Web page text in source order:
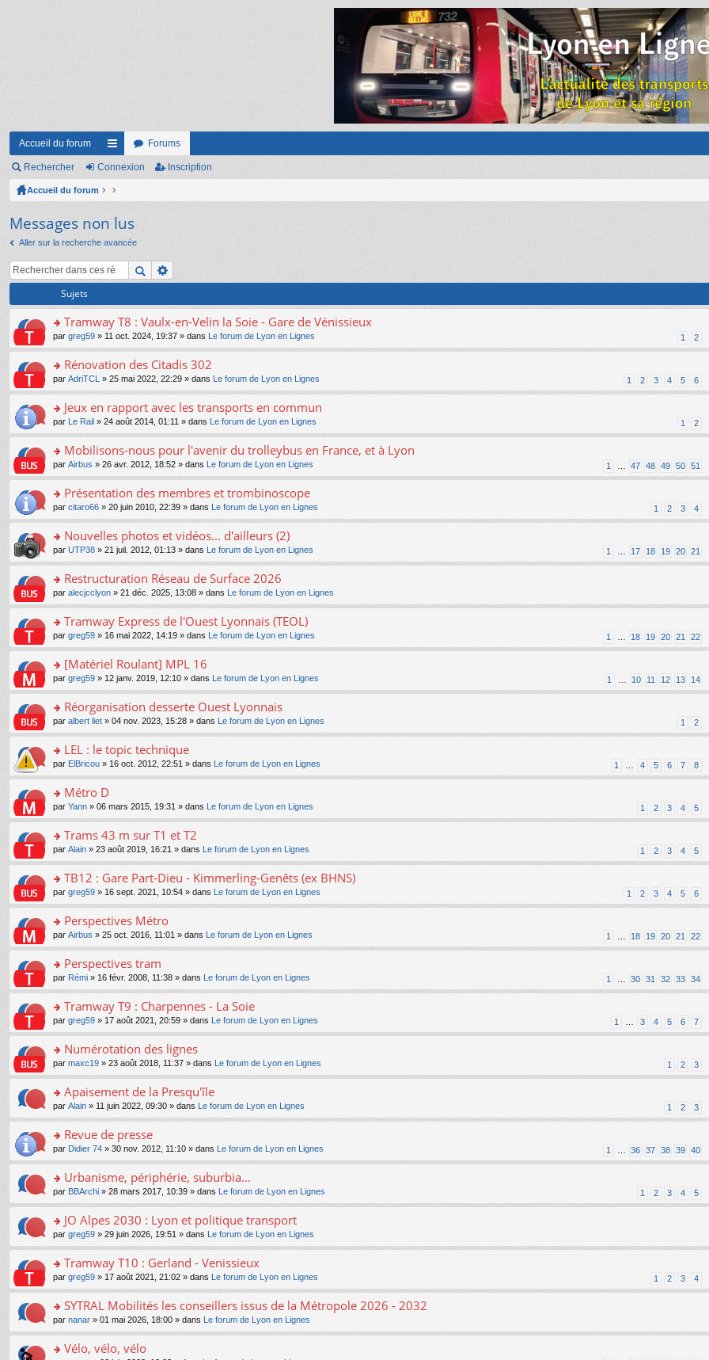
Accueil du forum
ac
co
ur
ci
s
Forums
Rechercher Connexion Inscription
Accueil du forum
Messages non lus
Aller sur la recherche avancée
Sujets
o
n
s
ult
er
le
m
e
s
a
g
e
n
n
le
pl
u
s
ré
c
e
nt
Tramway T8 : Vaulx-en-Velin la Soie - Gare de Vénissieux
1 2
par greg59 » 11 oct. 2024, 19:37 » dans Le forum de Lyon en Lignes
o
n
s
ult
er
le
m
e
s
a
g
e
n
n
le
pl
u
s
ré
c
e
nt
Rénovation des Citadis 302
1 2 3 4 5 6
par AdriTCL » 25 mai 2022, 22:29 » dans Le forum de Lyon en Lignes
o
n
s
ult
er
le
m
e
s
a
g
e
n
n
le
pl
u
s
ré
c
e
nt
Jeux en rapport avec les transports en commun
1 2
par Le Rail » 24 août 2014, 01:11 » dans Le forum de Lyon en Lignes
o
n
s
ult
er
le
m
e
s
a
g
e
n
n
le
pl
u
s
ré
c
e
nt
Mobilisons-nous pour l'avenir du trolleybus en France, et à Lyon
1 … 47 48 49 50 51
par Airbus » 26 avr. 2012, 18:52 » dans Le forum de Lyon en Lignes
o
n
s
ult
er
le
m
e
s
a
g
e
n
n
le
pl
u
s
ré
c
e
nt
Présentation des membres et trombinoscope
1 2 3 4
par citaro66 » 20 juin 2010, 22:39 » dans Le forum de Lyon en Lignes
o
n
s
ult
er
le
m
e
s
a
g
e
n
n
le
pl
u
s
ré
c
e
nt
Nouvelles photos et vidéos... d'ailleurs (2)
1 … 17 18 19 20 21
par UTP38 » 21 juil. 2012, 01:13 » dans Le forum de Lyon en Lignes
o
n
s
ult
er
le
m
e
s
a
g
e
n
n
le
pl
u
s
ré
c
e
nt
Restructuration Réseau de Surface 2026
par alecjcclyon » 21 déc. 2025, 13:08 » dans Le forum de Lyon en Lignes
o
n
s
ult
er
le
m
e
s
a
g
e
n
n
le
pl
u
s
ré
c
e
nt
Tramway Express de l'Ouest Lyonnais (TEOL)
1 … 18 19 20 21 22
par greg59 » 16 mai 2022, 14:19 » dans Le forum de Lyon en Lignes
o
n
s
ult
er
le
m
e
s
a
g
e
n
n
le
pl
u
s
ré
c
e
nt
[Matériel Roulant] MPL 16
1 … 10 11 12 13 14
par greg59 » 12 janv. 2019, 12:10 » dans Le forum de Lyon en Lignes
o
n
s
ult
er
le
m
e
s
a
g
e
n
n
le
pl
u
s
ré
c
e
nt
Réorganisation desserte Ouest Lyonnais
1 2
par albert liet » 04 nov. 2023, 15:28 » dans Le forum de Lyon en Lignes
o
n
s
ult
er
le
m
e
s
a
g
e
n
n
le
pl
u
s
ré
c
e
nt
LEL : le topic technique
1 … 4 5 6 7 8
par ElBricou » 16 oct. 2012, 22:51 » dans Le forum de Lyon en Lignes
o
n
s
ult
er
le
m
e
s
a
g
e
n
n
le
pl
u
s
ré
c
e
nt
Métro D
1 2 3 4 5
par Yann » 06 mars 2015, 19:31 » dans Le forum de Lyon en Lignes
o
n
s
ult
er
le
m
e
s
a
g
e
n
n
le
pl
u
s
ré
c
e
nt
Trams 43 m sur T1 et T2
1 2 3 4 5
par Alain » 23 août 2019, 16:21 » dans Le forum de Lyon en Lignes
o
n
s
ult
er
le
m
e
s
a
g
e
n
n
le
pl
u
s
ré
c
e
nt
TB12 : Gare Part-Dieu - Kimmerling-Genêts (ex BHNS)
1 2 3 4 5 6
par greg59 » 16 sept. 2021, 10:54 » dans Le forum de Lyon en Lignes
o
n
s
ult
er
le
m
e
s
a
g
e
n
n
le
pl
u
s
ré
c
e
nt
Perspectives Métro
1 … 18 19 20 21 22
par Airbus » 25 oct. 2016, 11:01 » dans Le forum de Lyon en Lignes
o
n
s
ult
er
le
m
e
s
a
g
e
n
n
le
pl
u
s
ré
c
e
nt
Perspectives tram
1 … 30 31 32 33 34
par Rémi » 16 févr. 2008, 11:38 » dans Le forum de Lyon en Lignes
o
n
s
ult
er
le
m
e
s
a
g
e
n
n
le
pl
u
s
ré
c
e
nt
Tramway T9 : Charpennes - La Soie
1 … 3 4 5 6 7
par greg59 » 17 août 2021, 20:59 » dans Le forum de Lyon en Lignes
o
n
s
ult
er
le
m
e
s
a
g
e
n
n
le
pl
u
s
ré
c
e
nt
Numérotation des lignes
1 2 3
par maxc19 » 23 août 2018, 11:37 » dans Le forum de Lyon en Lignes
o
n
s
ult
er
le
m
e
s
a
g
e
n
n
le
pl
u
s
ré
Apaisement de la Presqu'île
1 2 3
par Alain » 11 juin 2022, 09:30 » dans Le forum de Lyon en Lignes
o
n
s
ult
er
le
m
e
s
a
g
e
n
n
le
Revue de presse
1 … 36 37 38 39 40
par Didier 74 » 30 nov. 2012, 11:10 » dans Le forum de Lyon en Lignes
o
n
s
ult
er
le
m
e
s
a
g
e
n
Urbanisme, périphérie, suburbia...
1 2 3 4 5
par BBArchi » 28 mars 2017, 10:39 » dans Le forum de Lyon en Lignes
o
n
s
ult
er
le
m
e
s
a
JO Alpes 2030 : Lyon et politique transport
par greg59 » 29 juin 2026, 19:51 » dans Le forum de Lyon en Lignes
o
n
s
ult
er
le
m
Tramway T10 : Gerland - Venissieux
1 2 3 4
par greg59 » 17 août 2021, 21:02 » dans Le forum de Lyon en Lignes
o
n
s
ult
SYTRAL Mobilités les conseillers issus de la Métropole 2026 - 2032
par nanar » 01 mai 2026, 18:00 » dans Le forum de Lyon en Lignes
Vélo, vélo, vélo